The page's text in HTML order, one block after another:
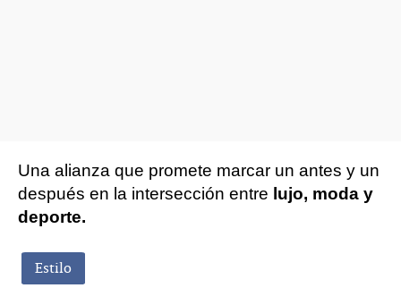
Una alianza que promete marcar un antes y un
después en la intersección entre lujo, moda y
deporte.
Estilo